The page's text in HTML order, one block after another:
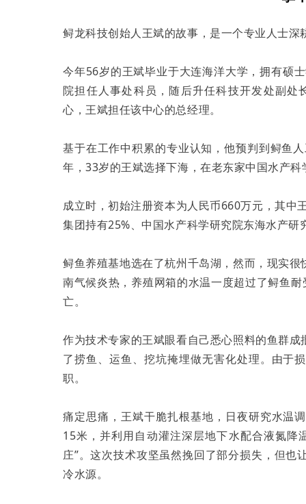
鲟龙科技创始人王斌的故事，是一个专业人士
今年56岁的王斌毕业于大连海洋大学，拥有硕
院担任人事处科员，随后升任科技开发处副
心，王斌担任该中心的总经理。
基于在工作中积累的专业认知，他预判到鲟鱼
年，33岁的王斌选择下海，在老东家中国水产
成立时，初始注册资本为人民币660万元，其中
集团持有25%、中国水产科学研究院东海水产
鲟鱼养殖基地选在了杭州千岛湖，然而，现实
南气候炎热，养殖网箱的水温一度超过了鲟鱼
亡。
作为技术专家的王斌眼看自己悉心照料的鱼群
了捞鱼、运鱼、挖坑掩埋做无害化处理。由于
职。
痛定思痛，王斌干脆扎根基地，日夜研究水温
15米，并利用自动灌注深层地下水配合液氮
庄”。这次技术攻坚虽然挽回了部分损失，但
冷水源。